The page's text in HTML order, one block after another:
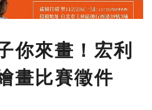
你來畫！宏利
畫比賽徵件